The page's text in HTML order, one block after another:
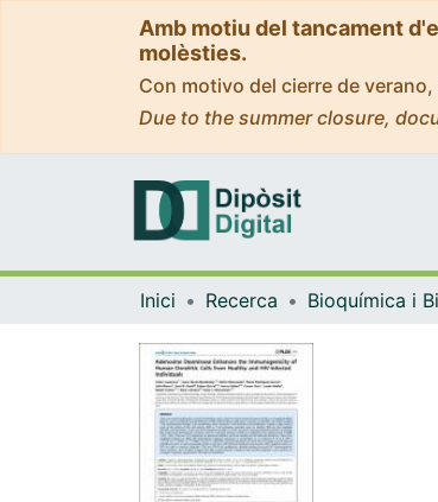
Amb motiu del tancament
molèsties.
Con motivo del cierre de
Due to the summer closure,
Inici Recerca